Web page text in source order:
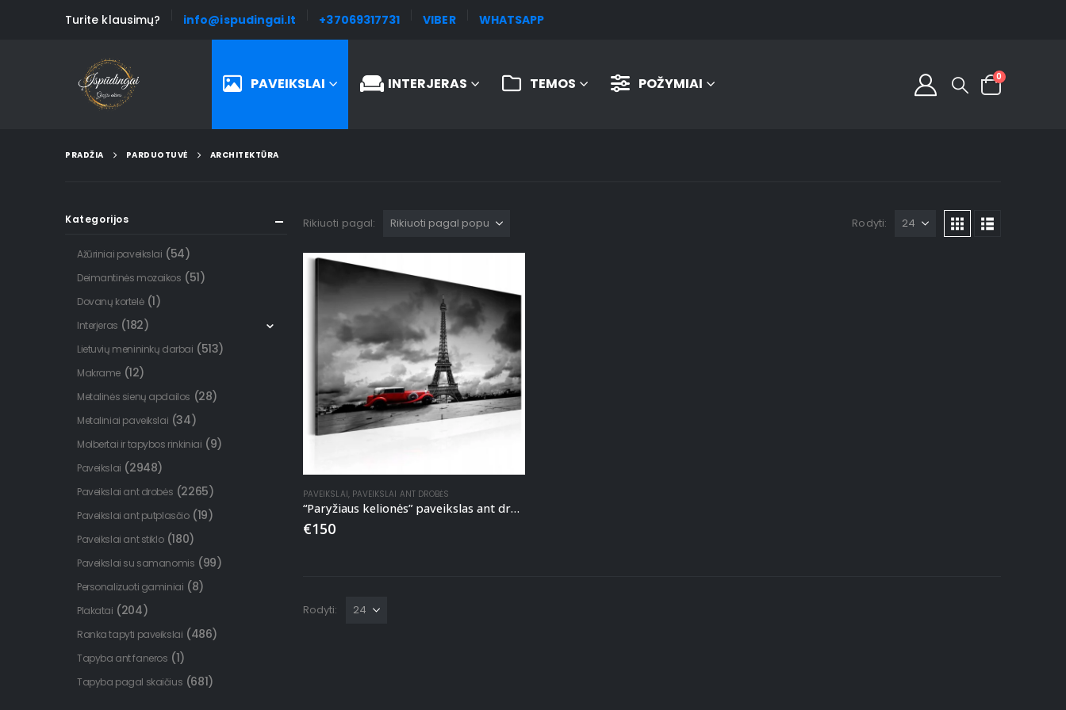
Turite klausimų? info@ispudingai.lt +37069317731 VIBER WHATSAPP
PAVEIKSLAI INTERJERAS TEMOS POŽYMIAI 0
PRADŽIA PARDUOTUVĖ ARCHITEKTŪRA
Rikiuoti pagal: Rodyti:
PAVEIKSLAI, PAVEIKSLAI ANT DROBĖS
“Paryžiaus kelionės” paveikslas ant drobės
€150
Rodyti:
Kategorijos
Ažūriniai paveikslai (54)
Deimantinės mozaikos (51)
Dovanų kortelė (1)
Interjeras (182)
Lietuvių menininkų darbai (513)
Makrame (12)
Metalinės sienų apdailos (28)
Metaliniai paveikslai (34)
Molbertai ir tapybos rinkiniai (9)
Paveikslai (2948)
Paveikslai ant drobės (2265)
Paveikslai ant putplasčio (19)
Paveikslai ant stiklo (180)
Paveikslai su samanomis (99)
Personalizuoti gaminiai (8)
Plakatai (204)
Ranka tapyti paveikslai (486)
Tapyba ant faneros (1)
Tapyba pagal skaičius (681)